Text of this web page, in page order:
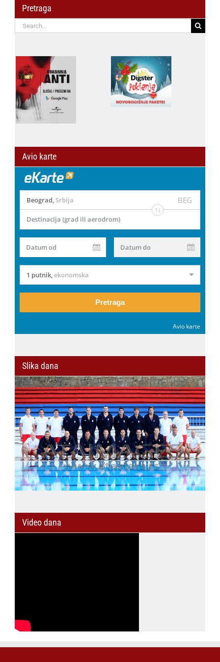
Pretraga
Search
for:
Avio karte
Beograd, Srbija BEG
Destinacija (grad ili aerodrom)
Datum od Datum do
1 putnik,ekonomska
Pretraga
Avio karte
Slika dana
Video dana